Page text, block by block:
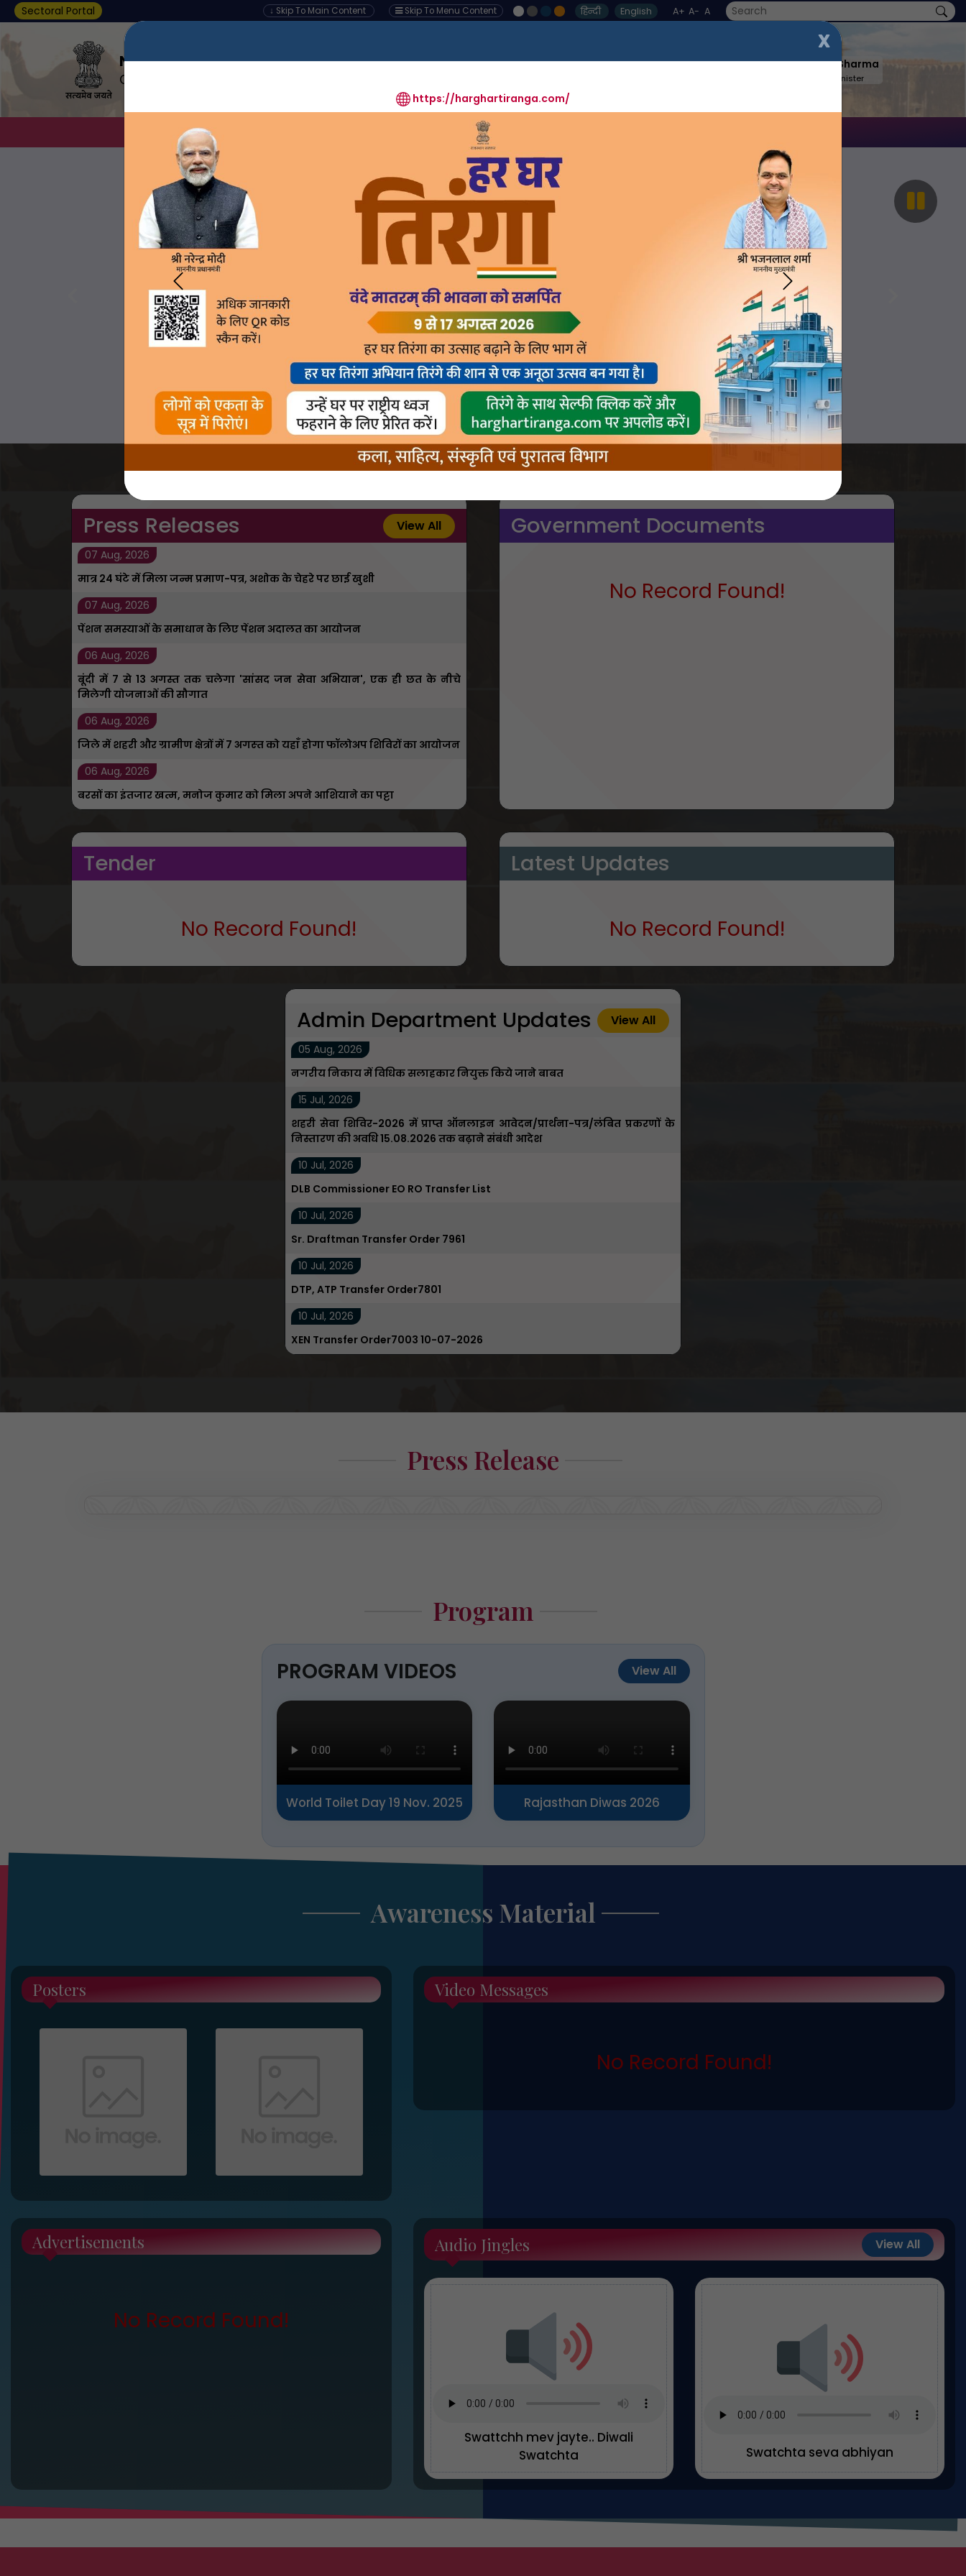
Sectoral Portal ↓ Skip To Main Content Skip To Menu Content हिन्दी English A+ A- A
Nagar Palika, DEOGARH
Government of Rajasthan
Shri BhajanLal Sharma
Hon'ble Chief Minister
Citizen Corner
Previous
Press Releases View All
07 Aug, 2026
मात्र 24 घंटे में मिला जन्म प्रमाण-पत्र, अशोक के चेहरे पर छाई खुशी
07 Aug, 2026
पेंशन समस्याओं के समाधान के लिए पेंशन अदालत का आयोजन
06 Aug, 2026
बूंदी में 7 से 13 अगस्त तक चलेगा 'सांसद जन सेवा अभियान', एक ही छत के नीचे
मिलेगी योजनाओं की सौगात
06 Aug, 2026
जिले में शहरी और ग्रामीण क्षेत्रों में 7 अगस्‍त को यहाँ होगा फॉलोअप शिविरों का आयोजन
06 Aug, 2026
बरसों का इंतजार खत्म, मनोज कुमार को मिला अपने आशियाने का पट्टा
Government Documents
No Record Found!
Tender
No Record Found!
Latest Updates
No Record Found!
Admin Department Updates View All
05 Aug, 2026
नगरीय निकाय में विधिक सलाहकार नियुक्त किये जाने बाबत
15 Jul, 2026
शहरी सेवा शिविर-2026 में प्राप्त ऑनलाइन आवेदन/प्रार्थना-पत्र/लंबित प्रकरणों के
निस्तारण की अवधि 15.08.2026 तक बढ़ाने संबंधी आदेश
10 Jul, 2026
DLB Commissioner EO RO Transfer List
10 Jul, 2026
Sr. Draftman Transfer Order 7961
10 Jul, 2026
DTP, ATP Transfer Order7801
10 Jul, 2026
XEN Transfer Order7003 10-07-2026
Press Release
Program
PROGRAM VIDEOS View All
World Toilet Day 19 Nov. 2025 Rajasthan Diwas 2026
Awareness Material
Posters Video Messages
No Record Found!
Advertisements
No Record Found!
Audio Jingles View All
Swattchh mev jayte.. Diwali
Swatchta
Swatchta seva abhiyan
X